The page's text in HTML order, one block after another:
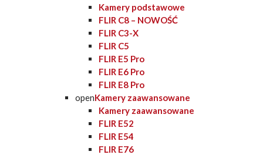
Kamery podstawowe
FLIR C8 – NOWOŚĆ
FLIR C3-X
FLIR C5
FLIR E5 Pro
FLIR E6 Pro
FLIR E8 Pro
openKamery zaawansowane
Kamery zaawansowane
FLIR E52
FLIR E54
FLIR E76